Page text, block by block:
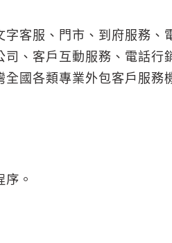
客服、門市、到府服務、
、客戶互動服務、電話行
國各類專業外包客戶服務
。